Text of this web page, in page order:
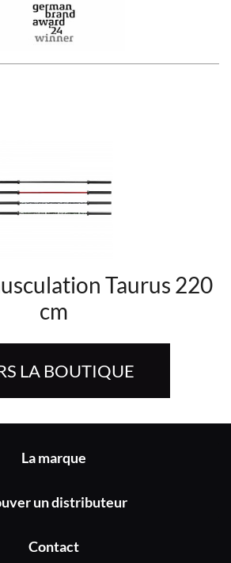
Taurus 220
cm
LA BOUTIQUE
La marque
un distributeur
Contact